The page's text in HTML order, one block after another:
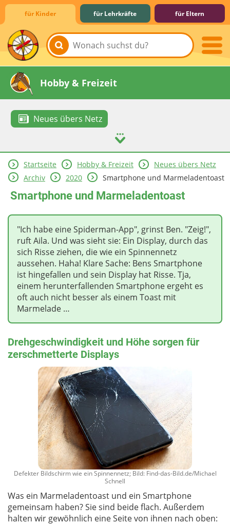
für Kinder für Lehrkräfte für Eltern
Lernen & Schule
Hobby & Freizeit
Neues übers Netz
Spiel & Spaß
Mitreden & Mitmachen
Startseite Hobby & Freizeit
Neues übers Netz
Archiv
2020 Smartphone und Marmeladentoast
Smartphone und Marmeladentoast
"Ich habe eine Spiderman-App", grinst Ben. "Zeig!",
ruft Aila. Und was sieht sie: Ein Display, durch das
sich Risse ziehen, die wie ein Spinnennetz
aussehen. Haha! Klare Sache: Bens Smartphone
ist hingefallen und sein Display hat Risse. Tja,
einem herunterfallenden Smartphone ergeht es
oft auch nicht besser als einem Toast mit
Marmelade …
Drehgeschwindigkeit und Höhe sorgen für
zerschmetterte Displays
Defekter Bildschirm wie ein Spinnennetz; Bild: Find-das-Bild.de/Michael
Schnell
Was ein Marmeladentoast und ein Smartphone
gemeinsam haben? Sie sind beide flach. Außerdem
halten wir gewöhnlich eine Seite von ihnen nach oben: